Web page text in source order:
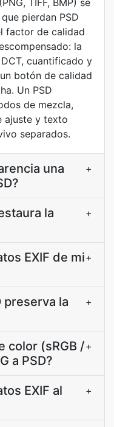
TIFF, BMP) se
pierdan PSD
factor de calidad
la
cuantificado y
botón de calidad
Un PSD
de mezcla,
ajuste y texto
separados.
una
+
la
+
EXIF de mi+
preserva la
+
color (sRGB /
a PSD?
+
EXIF al
+